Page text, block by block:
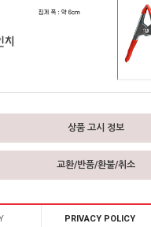
상품 고시 정보
교환/반품/환불/취소
PRIVACY POLICY